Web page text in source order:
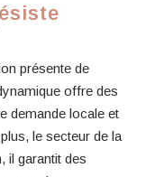
présente de
offre des
demande locale et
le secteur de la
il garantit des